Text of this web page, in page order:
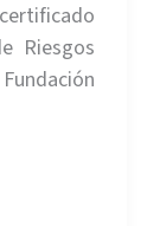
Riesgos